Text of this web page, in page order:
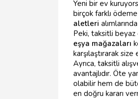
Yeni bir ev
birçok farklı
aletleri
Peki, taksitli beyaz
eşya mağazaları
karşılaştırarak
Ayrıca, taksitli
avantajlıdır. Öte
olabilir hem de
en doğru kararı